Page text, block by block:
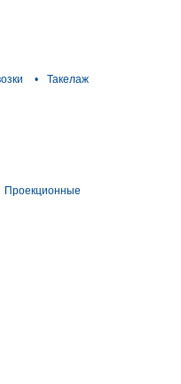
•
Такелаж
Проекционные